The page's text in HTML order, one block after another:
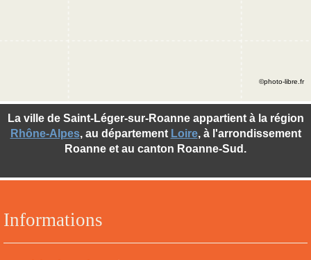
Informations
La ville de Saint-Léger-sur-Roanne appartient à la région
Rhône-Alpes, au département Loire, à l'arrondissement
Roanne et au canton Roanne-Sud.
©photo-libre.fr